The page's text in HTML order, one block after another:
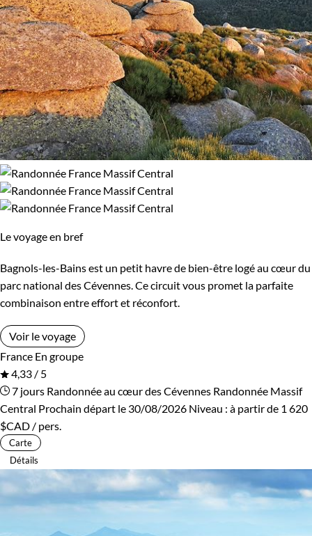
Le voyage en bref
Bagnols-les-Bains est un petit havre de bien-être logé au cœur du
parc national des Cévennes. Ce circuit vous promet la parfaite
combinaison entre effort et réconfort.
Voir le voyage
France En groupe
4,33 / 5
7 jours Randonnée au cœur des Cévennes Randonnée Massif
Central Prochain départ le 30/08/2026 Niveau : à partir de 1 620
$CAD / pers.
Carte
Détails